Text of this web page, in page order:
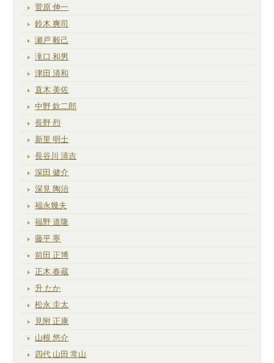
菅原 伸一
鈴木 爽司
瀬戸 毅己
滝口 和男
津田 清和
直木 美佐
中野 欽二郎
長野 烈
新里 明士
長谷川 清吉
深田 健介
深見 陶治
福永幾夫
福野 道隆
藤平 寧
前田 正博
正木 春蔵
升 たか
松永 圭太
見附 正康
山根 悠介
四代 山田 常山